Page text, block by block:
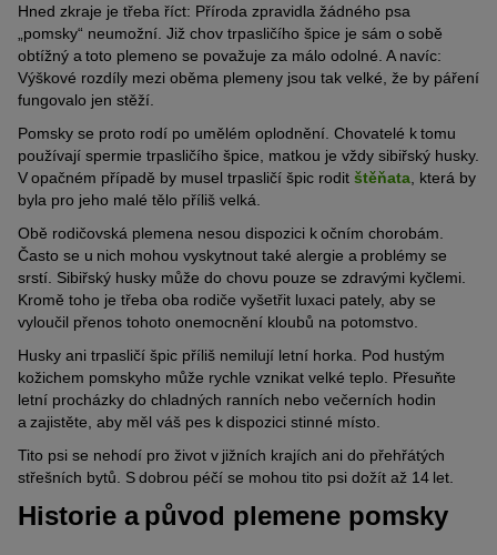
Hned zkraje je třeba říct: Příroda zpravidla žádného psa
„pomsky“ neumožní. Již chov trpasličího špice je sám o sobě
obtížný a toto plemeno se považuje za málo odolné. A navíc:
Výškové rozdíly mezi oběma plemeny jsou tak velké, že by páření
fungovalo jen stěží.
Pomsky se proto rodí po umělém oplodnění. Chovatelé k tomu
používají spermie trpasličího špice, matkou je vždy sibiřský husky.
V opačném případě by musel trpasličí špic rodit štěňata , která by
byla pro jeho malé tělo příliš velká.
Obě rodičovská plemena nesou dispozici k očním chorobám.
Často se u nich mohou vyskytnout také alergie a problémy se
srstí. Sibiřský husky může do chovu pouze se zdravými kyčlemi.
Kromě toho je třeba oba rodiče vyšetřit luxaci pately, aby se
vyloučil přenos tohoto onemocnění kloubů na potomstvo.
Husky ani trpasličí špic příliš nemilují letní horka. Pod hustým
kožichem pomskyho může rychle vznikat velké teplo. Přesuňte
letní procházky do chladných ranních nebo večerních hodin
a zajistěte, aby měl váš pes k dispozici stinné místo.
Tito psi se nehodí pro život v jižních krajích ani do přehřátých
střešních bytů. S dobrou péčí se mohou tito psi dožít až 14 let.
Historie a původ plemene pomsky